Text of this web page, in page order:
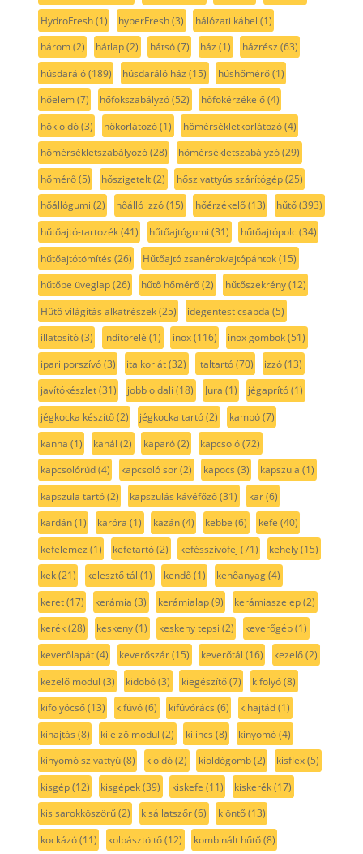
HydroFresh(1) hyperFresh(3) hálózati kábel (1)
három(2) hátlap(2) hátsó(7) ház (1) házrész (63)
húsdaráló(189) húsdaráló ház (15) húshőmérő(1)
hőelem(7) hőfokszabályzó(52) hőfokérzékelő(4)
hőkioldó(3) hőkorlátozó(1) hőmérsékletkorlátozó(4)
hőmérsékletszabályozó(28) hőmérsékletszabályzó(29)
hőmérő(5) hőszigetelt(2) hőszivattyús szárítógép(25)
hőállógumi (2) hőálló izzó(15) hőérzékelő(13) hűtő(393)
hűtőajtó-tartozék(41) hűtőajtógumi (31) hűtőajtópolc(34)
hűtőajtótömítés (26) Hűtőajtó zsanérok/ajtópántok(15)
hűtőbe üveglap(26) hűtő hőmérő(2) hűtőszekrény(12)
Hűtő világítás alkatrészek(25) idegentest csapda (5)
illatosító(3) indítórelé (1) inox(116) inox gombok(51)
ipari porszívó(3) italkorlát(32) italtartó(70) izzó(13)
javítókészlet(31) jobb oldali (18) Jura (1) jégaprító(1)
jégkocka készítő(2) jégkocka tartó(2) kampó(7)
kanna (1) kanál (2) kaparó(2) kapcsoló(72)
kapcsolórúd(4) kapcsoló sor(2) kapocs (3) kapszula (1)
kapszula tartó(2) kapszulás kávéfőző(31) kar(6)
kardán(1) karóra (1) kazán(4) kebbe (6) kefe (40)
kefelemez (1) kefetartó(2) kefésszívófej (71) kehely(15)
kek(21) kelesztő tál (1) kendő(1) kenőanyag(4)
keret(17) kerámia (3) kerámialap(9) kerámiaszelep(2)
kerék(28) keskeny(1) keskeny tepsi (2) keverőgép(1)
keverőlapát(4) keverőszár(15) keverőtál (16) kezelő(2)
kezelő modul (3) kidobó(3) kiegészítő(7) kifolyó(8)
kifolyócső(13) kifúvó(6) kifúvórács (6) kihajtád(1)
kihajtás (8) kijelző modul (2) kilincs (8) kinyomó(4)
kinyomó szivattyú(8) kioldó(2) kioldógomb(2) kisflex(5)
kisgép(12) kisgépek(39) kiskefe (11) kiskerék(17)
kis sarokköszörű(2) kisállatszőr(6) kiöntő(13)
kockázó(11) kolbásztöltő(12) kombinált hűtő(8)